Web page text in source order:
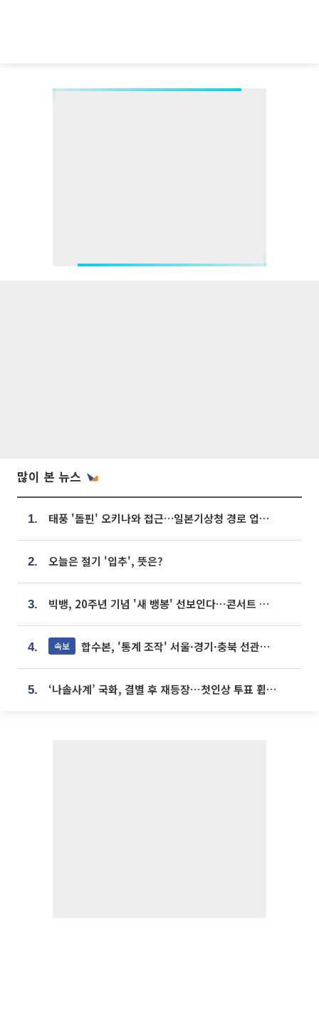
많이 본 뉴스
1. 태풍 '돌핀' 오키나와 접근…일본기상청 경로 업데이트
2. 오늘은 절기 '입추', 뜻은?
3. 빅뱅, 20주년 기념 '새 뱅봉' 선보인다⋯콘서트 앞두고 팝업 개최
4. 속보 합수본, '통계 조작' 서울·경기·충북 선관위 등 추가 압수수색
5. ‘나솔사계’ 국화, 결별 후 재등장⋯첫인상 투표 휩쓸고 ‘인기녀’ 등극